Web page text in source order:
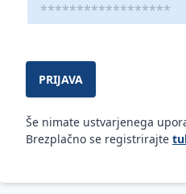
PRIJAVA
Še nimate ustvarjenega
Brezplačno se registrirajte